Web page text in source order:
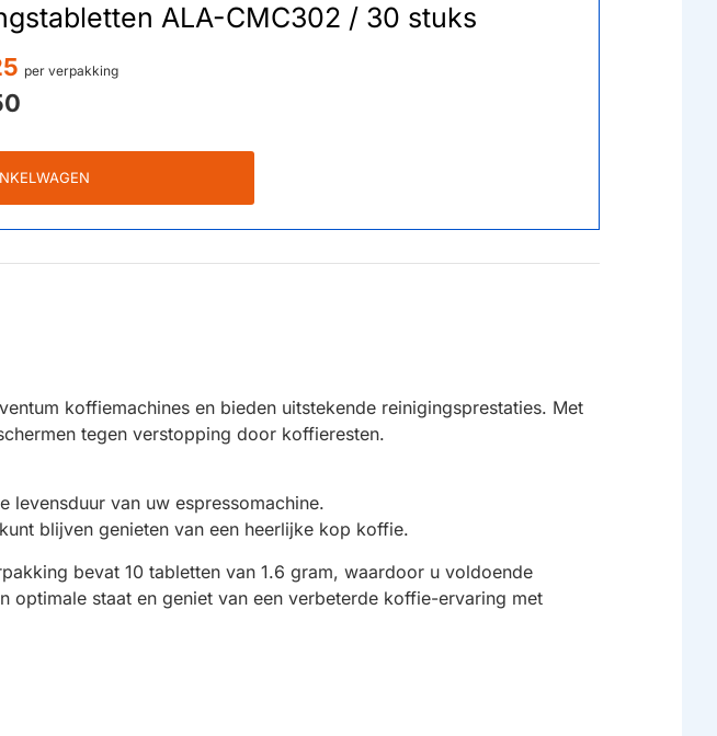
ALA-CMC302 / 30 stuks
per verpakking
koffiemachines en bieden uitstekende reinigingsprestaties. Met
tegen verstopping door koffieresten.
levensduur van uw espressomachine.
blijven genieten van een heerlijke kop koffie.
bevat 10 tabletten van 1.6 gram, waardoor u voldoende
staat en geniet van een verbeterde koffie-ervaring met